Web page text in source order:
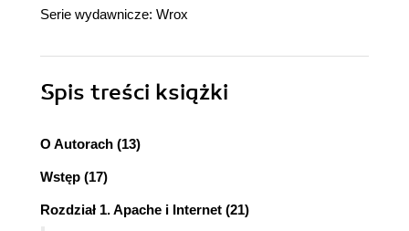
Serie wydawnicze: Wrox
Spis treści książki
O Autorach (13)
Wstęp (17)
Rozdział 1. Apache i Internet (21)